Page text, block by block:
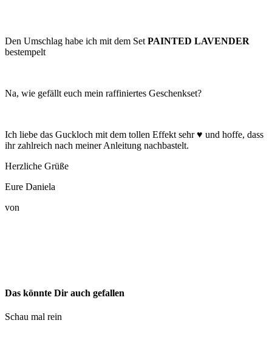
Den Umschlag habe ich mit dem Set PAINTED LAVENDER
bestempelt
Na, wie gefällt euch mein raffiniertes Geschenkset?
Ich liebe das Guckloch mit dem tollen Effekt sehr ♥ und hoffe, dass
ihr zahlreich nach meiner Anleitung nachbastelt.
Herzliche Grüße
Eure Daniela
von
Das könnte Dir auch gefallen
Schau mal rein